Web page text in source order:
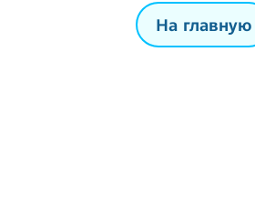
На главную